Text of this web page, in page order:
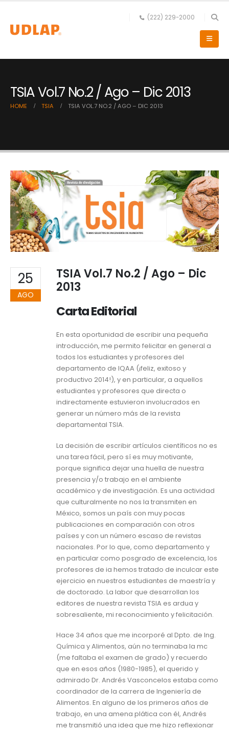
(222) 229-2000
TSIA Vol.7 No.2 / Ago – Dic 2013
HOME TSIA TSIA VOL.7 NO.2 / AGO – DIC 2013
25
AGO
TSIA Vol.7 No.2 / Ago – Dic
2013
Carta Editorial
En esta oportunidad de escribir una pequeña
introducción, me permito felicitar en general a
todos los estudiantes y profesores del
departamento de IQAA (¡feliz, exitoso y
productivo 2014!), y en particular, a aquellos
estudiantes y profesores que directa o
indirectamente estuvieron involucrados en
generar un número más de la revista
departamental TSIA.
La decisión de escribir artículos científicos no es
una tarea fácil, pero sí es muy motivante,
porque significa dejar una huella de nuestra
presencia y/o trabajo en el ambiente
académico y de investigación. Es una actividad
que culturalmente no nos la transmiten en
México, somos un país con muy pocas
publicaciones en comparación con otros
países y con un número escaso de revistas
nacionales. Por lo que, como departamento y
en particular como posgrado de excelencia, los
profesores de ia hemos tratado de inculcar este
ejercicio en nuestros estudiantes de maestría y
de doctorado. La labor que desarrollan los
editores de nuestra revista TSIA es ardua y
sobresaliente, mi reconocimiento y felicitación.
Hace 34 años que me incorporé al Dpto. de Ing.
Química y Alimentos, aún no terminaba la mc
(me faltaba el examen de grado) y recuerdo
que en esos años (1980-1985), el querido y
admirado Dr. Andrés Vasconcelos estaba como
coordinador de la carrera de Ingeniería de
Alimentos. En alguno de los primeros años de
trabajo, en una amena plática con él, Andrés
me transmitió una idea que me hizo reflexionar